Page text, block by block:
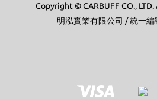
Copyright © CARBUFF CO.,
明泓實業有限公司 / 統一